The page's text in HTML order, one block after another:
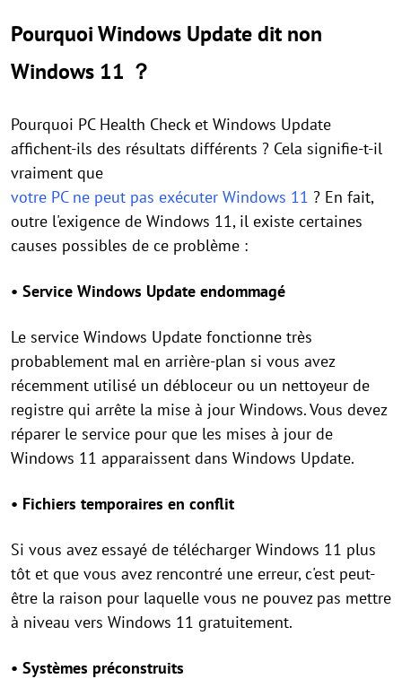
Pourquoi Windows Update dit non
Windows 11 ？
Pourquoi PC Health Check et Windows Update
affichent-ils des résultats différents ? Cela signifie-t-il
vraiment que
votre PC ne peut pas exécuter Windows 11 ? En fait,
outre l'exigence de Windows 11, il existe certaines
causes possibles de ce problème :
• Service Windows Update endommagé
Le service Windows Update fonctionne très
probablement mal en arrière-plan si vous avez
récemment utilisé un débloceur ou un nettoyeur de
registre qui arrête la mise à jour Windows. Vous devez
réparer le service pour que les mises à jour de
Windows 11 apparaissent dans Windows Update.
• Fichiers temporaires en conflit
Si vous avez essayé de télécharger Windows 11 plus
tôt et que vous avez rencontré une erreur, c'est peut-
être la raison pour laquelle vous ne pouvez pas mettre
à niveau vers Windows 11 gratuitement.
• Systèmes préconstruits